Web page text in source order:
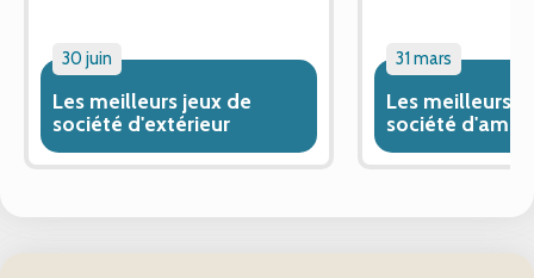
30 juin
Les meilleurs jeux de
société d'extérieur
31 mars
Les meilleurs
société